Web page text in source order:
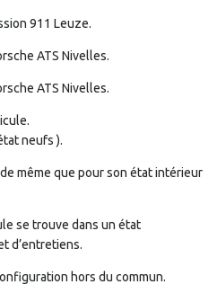
911 Leuze.
ATS Nivelles.
ATS Nivelles.
neufs ).
même que pour son état intérieur
se trouve dans un état
d’entretiens.
hors du commun.